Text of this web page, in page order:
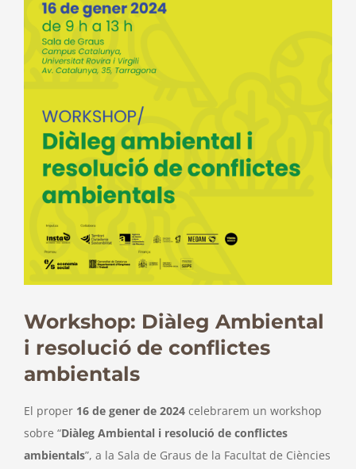
Larger
Image
Workshop: Diàleg Ambiental
i resolució de conflictes
ambientals
El proper 16 de gener de 2024celebrarem un workshop
sobre “Diàleg Ambiental i resolució de conflictes
ambientals”, a la Sala de Graus de la Facultat de Ciències